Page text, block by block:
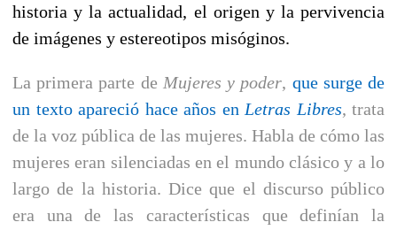
historia y la actualidad, el origen y la pervivencia
de imágenes y estereotipos misóginos.
La primera parte de Mujeres y poder, que surge de
un texto apareció hace años en Letras Libres, trata
de la voz pública de las mujeres. Habla de cómo las
mujeres eran silenciadas en el mundo clásico y a lo
largo de la historia. Dice que el discurso público
era una de las características que definían la